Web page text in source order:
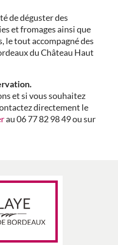
de déguster des
et fromages ainsi que
le tout accompagné des
du Château Haut
et si vous souhaitez
directement le
au 06 77 82 98 49 ou sur